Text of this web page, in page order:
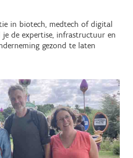
in biotech, medtech of digital
de expertise, infrastructuur en
gezond te laten